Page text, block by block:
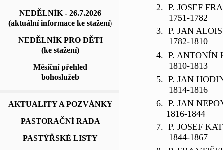
NEDĚLNÍK - 26.7.2026
(aktuální informace ke stažení)
NEDĚLNÍK PRO DĚTI
(ke stažení)
Měsíční přehled
bohoslužeb
AKTUALITY A POZVÁNKY
PASTORAČNÍ RADA
PASTÝŘSKÉ LISTY
2. P. JOSEF
1751-1782
3. P. JAN
1782-1810
4. P. ANTONÍN
1810-1813
5. P. JAN
1814-1816
6. P. JAN
1816-1844
7. P. JOSEF
1844-1867